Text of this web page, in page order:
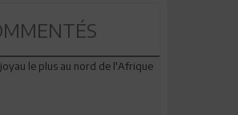
le plus au nord de l'Afrique